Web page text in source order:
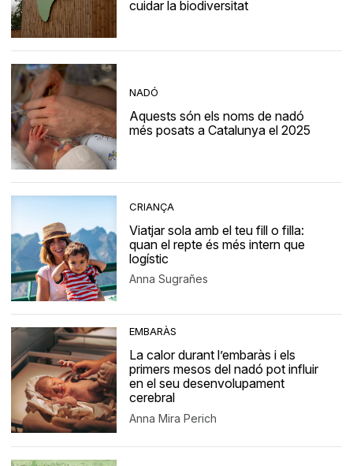
cuidar la biodiversitat
NADÓ
Aquests són els noms de nadó
més posats a Catalunya el 2025
CRIANÇA
Viatjar sola amb el teu fill o filla:
quan el repte és més intern que
logístic
Anna Sugrañes
EMBARÀS
La calor durant l’embaràs i els
primers mesos del nadó pot influir
en el seu desenvolupament
cerebral
Anna Mira Perich